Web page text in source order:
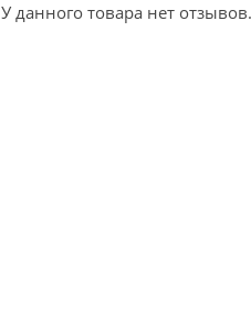
У данного товара нет